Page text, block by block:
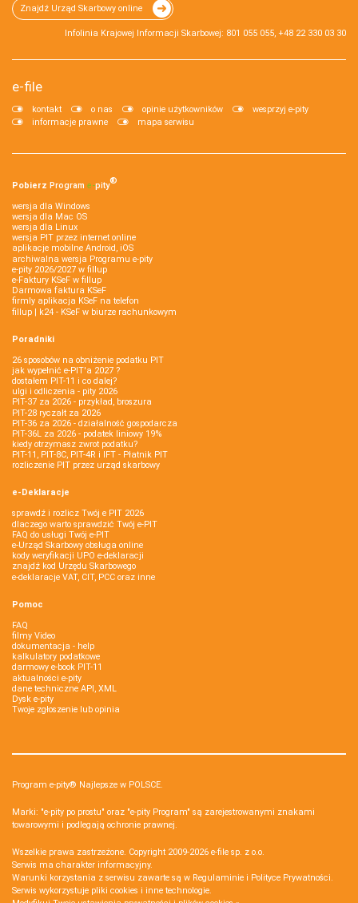
Znajdź Urząd Skarbowy online
Infolinia Krajowej Informacji Skarbowej: 801 055 055, +48 22 330 03 30
e-file
kontakt o nas opinie użytkowników
wesprzyj e-pity
informacje prawne
mapa serwisu
Pobierz Program e‑pity®
wersja dla Windows
wersja dla Mac OS
wersja dla Linux
wersja PIT przez internet online
aplikacje mobilne Android, iOS
archiwalna wersja Programu e-pity
e-pity 2026/2027 w fillup
e‑Faktury KSeF w fillup
Darmowa faktura KSeF
firmly aplikacja KSeF na telefon
fillup | k24 - KSeF w biurze rachunkowym
Poradniki
26 sposobów na obniżenie podatku PIT
jak wypełnić e-PIT'a 2027 ?
dostałem PIT-11 i co dalej?
ulgi i odliczenia - pity 2026
PIT-37 za 2026 - przykład, broszura
PIT-28 ryczałt za 2026
PIT-36 za 2026 - działalność gospodarcza
PIT-36L za 2026 - podatek liniowy 19%
kiedy otrzymasz zwrot podatku?
PIT-11, PIT-8C, PIT-4R i IFT - Płatnik PIT
rozliczenie PIT przez urząd skarbowy
e-Deklaracje
sprawdź i rozlicz Twój e PIT 2026
dlaczego warto sprawdzić Twój e-PIT
FAQ do usługi Twój e-PIT
e-Urząd Skarbowy obsługa online
kody weryfikacji UPO e-deklaracji
znajdź kod Urzędu Skarbowego
e-deklaracje VAT, CIT, PCC oraz inne
Pomoc
FAQ
filmy Video
dokumentacja - help
kalkulatory podatkowe
darmowy e-book PIT-11
aktualności e-pity
dane techniczne API, XML
Dysk e-pity
Twoje zgłoszenie lub opinia
Program e-pity® Najlepsze w POLSCE.
Marki: "e-pity po prostu" oraz "e-pity Program" są zarejestrowanymi znakami
towarowymi i podlegają ochronie prawnej.
Wszelkie prawa zastrzeżone. Copyright 2009-2026 e-file sp. z o.o.
Serwis ma charakter informacyjny.
Warunki korzystania z serwisu zawarte są w Regulaminie i Polityce Prywatności.
Serwis wykorzystuje pliki cookies i inne technologie.